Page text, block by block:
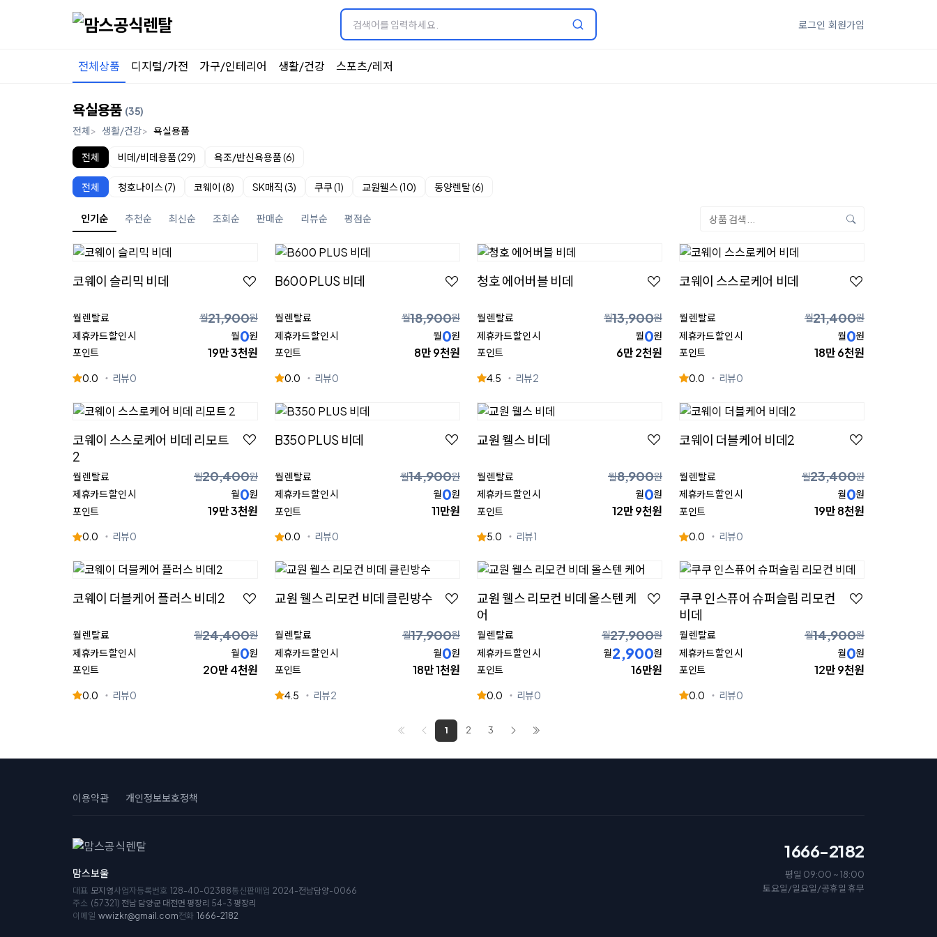
로그인 회원가입
전체상품 디지털/가전 가구/인테리어 생활/건강 스포츠/레저
욕실용품 (35)
전체
생활/건강 욕실용품
전체 비데/비데용품 (29) 욕조/반신욕용품 (6)
전체 청호나이스 (7) 코웨이 (8) SK매직 (3) 쿠쿠 (1) 교원웰스 (10) 동양렌탈 (6)
인기순 추천순 최신순 조회순 판매순 리뷰순 평점순
코웨이 슬리믹 비데
월 렌탈료 월21,900원
제휴카드 할인 시
월0원
포인트
19만 3천원
0.0 리뷰0
B600 PLUS 비데
월 렌탈료 월18,900원
제휴카드 할인 시
월0원
포인트
8만 9천원
0.0 리뷰0
청호 에어버블 비데
월 렌탈료 월13,900원
제휴카드 할인 시
월0원
포인트
6만 2천원
4.5 리뷰2
코웨이 스스로케어 비데
월 렌탈료 월21,400원
제휴카드 할인 시
월0원
포인트
18만 6천원
0.0 리뷰0
코웨이 스스로케어 비데 리모트
2
월 렌탈료 월20,400원
제휴카드 할인 시
월0원
포인트
19만 3천원
0.0 리뷰0
B350 PLUS 비데
월 렌탈료 월14,900원
제휴카드 할인 시
월0원
포인트
11만원
0.0 리뷰0
교원 웰스 비데
월 렌탈료 월8,900원
제휴카드 할인 시
월0원
포인트
12만 9천원
5.0 리뷰1
코웨이 더블케어 비데2
월 렌탈료 월23,400원
제휴카드 할인 시
월0원
포인트
19만 8천원
0.0 리뷰0
코웨이 더블케어 플러스 비데2
월 렌탈료 월24,400원
제휴카드 할인 시
월0원
포인트
20만 4천원
0.0 리뷰0
교원 웰스 리모컨 비데 클린방수
월 렌탈료 월17,900원
제휴카드 할인 시
월0원
포인트
18만 1천원
4.5 리뷰2
교원 웰스 리모컨 비데 올스텐 케
어
월 렌탈료 월27,900원
제휴카드 할인 시
월2,900원
포인트
16만원
0.0 리뷰0
쿠쿠 인스퓨어 슈퍼슬림 리모컨
비데
월 렌탈료 월14,900원
제휴카드 할인 시
월0원
포인트
12만 9천원
0.0 리뷰0
1 2 3
이용약관 개인정보보호정책
맘스보울
대표 모지영사업자등록번호 128-40-02388통신판매업 2024-전남담양-0066
주소 (57321) 전남 담양군 대전면 평장리 54-3 평장리
이메일 wwizkr@gmail.com전화 1666-2182
1666-2182
평일 09:00 ~ 18:00
토요일/일요일/공휴일 휴무